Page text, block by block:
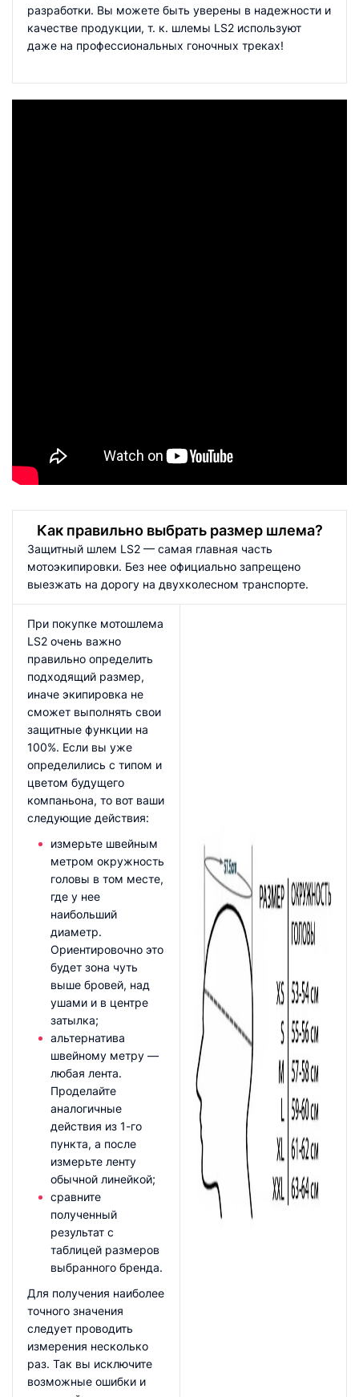
разработки. Вы можете быть уверены в надежности и
качестве продукции, т. к. шлемы LS2 используют
даже на профессиональных гоночных треках!
Как правильно выбрать размер шлема?
Защитный шлем LS2 — самая главная часть
мотоэкипировки. Без нее официально запрещено
выезжать на дорогу на двухколесном транспорте.
При покупке мотошлема
LS2 очень важно
правильно определить
подходящий размер,
иначе экипировка не
сможет выполнять свои
защитные функции на
100%. Если вы уже
определились с типом и
цветом будущего
компаньона, то вот ваши
следующие действия:
измерьте швейным
метром окружность
головы в том месте,
где у нее
наибольший
диаметр.
Ориентировочно это
будет зона чуть
выше бровей, над
ушами и в центре
затылка;
альтернатива
швейному метру —
любая лента.
Проделайте
аналогичные
действия из 1-го
пункта, а после
измерьте ленту
обычной линейкой;
сравните
полученный
результат с
таблицей размеров
выбранного бренда.
Для получения наиболее
точного значения
следует проводить
измерения несколько
раз. Так вы исключите
возможные ошибки и